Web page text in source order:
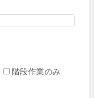
階段作業のみ